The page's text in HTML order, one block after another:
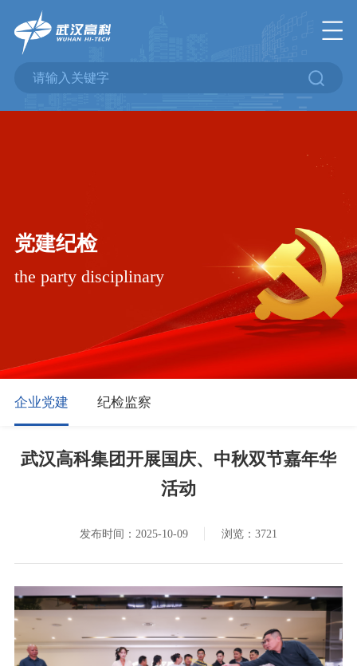
党建纪检
the party disciplinary
企业党建 纪检监察
武汉高科集团开展国庆、中秋双节嘉年华
活动
发布时间：2025-10-09 浏览：3721